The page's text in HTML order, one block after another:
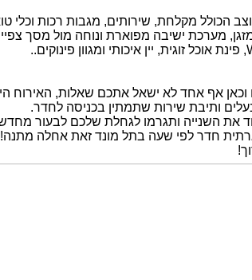
הכולל מקלחת, שירותים, מגבות רכות וכלי
מערכת ישיבה מפוארת ונוחה מול מסך
אף אחד לא ישאל אתכם שאלות, האירוח
את השנייה ותגרמו לגחלת שלכם לבעור
חדר לפי שעה בתל מונד זאת אחלה